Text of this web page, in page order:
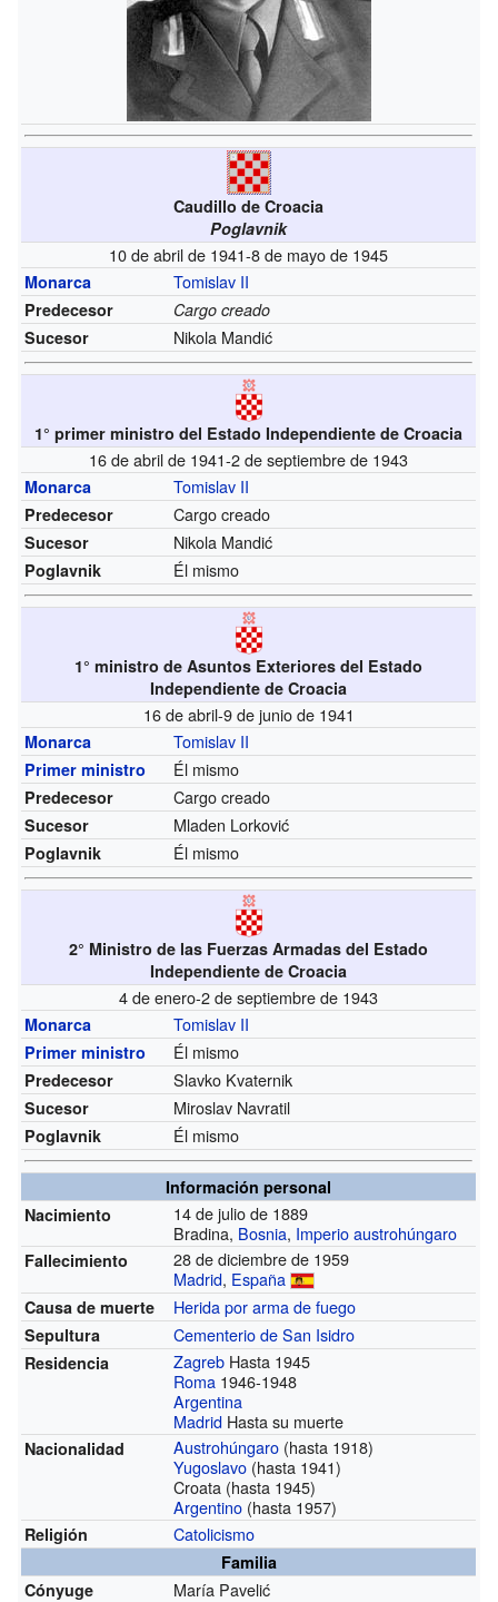
Caudillo de Croacia
Poglavnik
10 de abril de 1941-8 de mayo de 1945
Monarca Tomislav II
Predecesor
Cargo creado
Sucesor
Nikola Mandić
1° primer ministro del Estado Independiente de Croacia
16 de abril de 1941-2 de septiembre de 1943
Monarca Tomislav II
Predecesor Cargo creado
Sucesor Nikola Mandić
Poglavnik Él mismo
1° ministro de Asuntos Exteriores del Estado
Independiente de Croacia
16 de abril-9 de junio de 1941
Monarca Tomislav II
Primer ministro Él mismo
Predecesor Cargo creado
Sucesor Mladen Lorković
Poglavnik Él mismo
2° Ministro de las Fuerzas Armadas del Estado
Independiente de Croacia
4 de enero-2 de septiembre de 1943
Monarca Tomislav II
Primer ministro Él mismo
Predecesor Slavko Kvaternik
Sucesor Miroslav Navratil
Poglavnik Él mismo
Información personal
Nacimiento
14 de julio de 1889
Bradina, Bosnia, Imperio austrohúngaro
Fallecimiento
28 de diciembre de 1959
Madrid, España
Causa de muerte Herida por arma de fuego
Sepultura Cementerio de San Isidro
Residencia Zagreb Hasta 1945
Roma 1946-1948
Argentina
Madrid Hasta su muerte
Nacionalidad Austrohúngaro (hasta 1918)
Yugoslavo (hasta 1941)
Croata (hasta 1945)
Argentino (hasta 1957)
Religión Catolicismo
Familia
Cónyuge
María Pavelić